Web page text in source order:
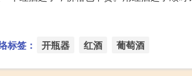
标签： 开瓶器 红酒 葡萄酒